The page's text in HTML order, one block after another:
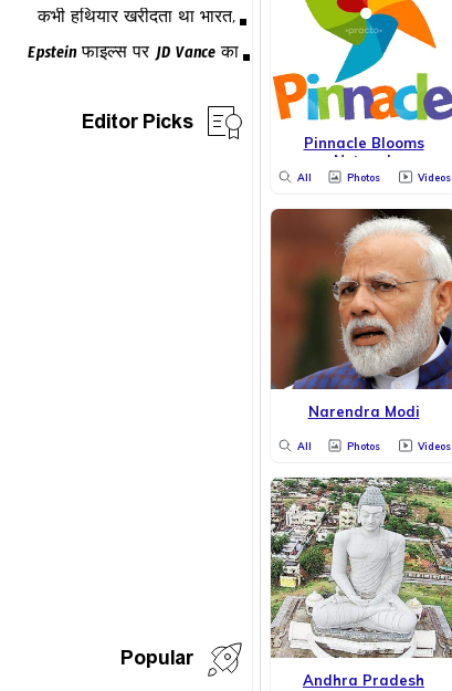
Editor Picks
Popular
Pinnacle Blooms
Network
All Photos Videos
Narendra Modi
All Photos Videos
Andhra Pradesh